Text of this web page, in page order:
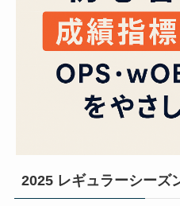
2025 レギュラーシーズ